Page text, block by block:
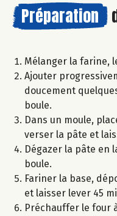
Préparation
Mélanger la farine,
Ajouter
doucement
boule.
Dans un moule,
verser la pâte et
Dégazer la pâte en
boule.
Fariner la base,
et laisser lever 45
Préchauffer le four